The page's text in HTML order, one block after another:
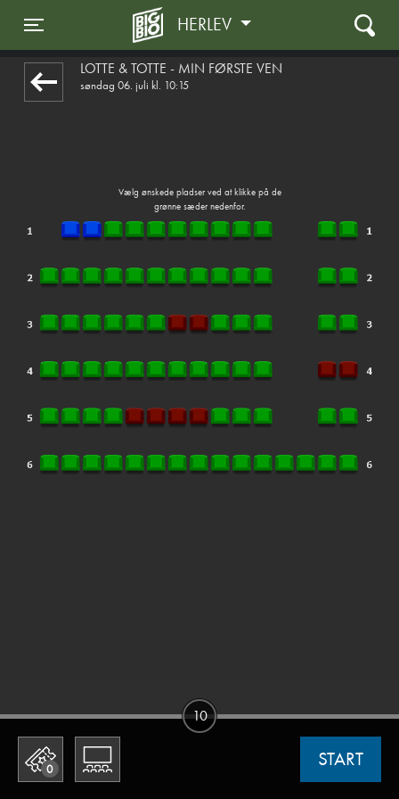
Toggle navigation
HERLEV
LOTTE & TOTTE - MIN FØRSTE VEN
søndag 06. juli kl. 10:15
Vælg ønskede pladser ved at klikke på de
grønne sæder nedenfor.
0 START
10
1step-front02 045507